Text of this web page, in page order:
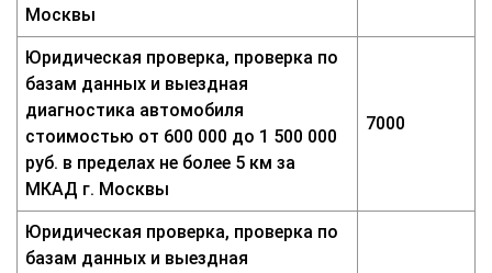
Москвы
Юридическая проверка, проверка по
базам данных и выездная
диагностика автомобиля
стоимостью от 600 000 до 1 500 000
руб. в пределах не более 5 км за
МКАД г. Москвы
7000
Юридическая проверка, проверка по
базам данных и выездная